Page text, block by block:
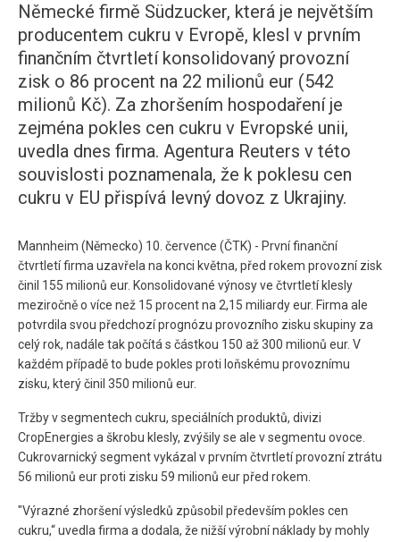
Německé firmě Südzucker, která je největším
producentem cukru v Evropě, klesl v prvním
finančním čtvrtletí konsolidovaný provozní
zisk o 86 procent na 22 milionů eur (542
milionů Kč). Za zhoršením hospodaření je
zejména pokles cen cukru v Evropské unii,
uvedla dnes firma. Agentura Reuters v této
souvislosti poznamenala, že k poklesu cen
cukru v EU přispívá levný dovoz z Ukrajiny.
Mannheim (Německo) 10. července (ČTK) - První finanční
čtvrtletí firma uzavřela na konci května, před rokem provozní zisk
činil 155 milionů eur. Konsolidované výnosy ve čtvrtletí klesly
meziročně o více než 15 procent na 2,15 miliardy eur. Firma ale
potvrdila svou předchozí prognózu provozního zisku skupiny za
celý rok, nadále tak počítá s částkou 150 až 300 milionů eur. V
každém případě to bude pokles proti loňskému provoznímu
zisku, který činil 350 milionů eur.
Tržby v segmentech cukru, speciálních produktů, divizi
CropEnergies a škrobu klesly, zvýšily se ale v segmentu ovoce.
Cukrovarnický segment vykázal v prvním čtvrtletí provozní ztrátu
56 milionů eur proti zisku 59 milionů eur před rokem.
"Výrazné zhoršení výsledků způsobil především pokles cen
cukru,“ uvedla firma a dodala, že nižší výrobní náklady by mohly